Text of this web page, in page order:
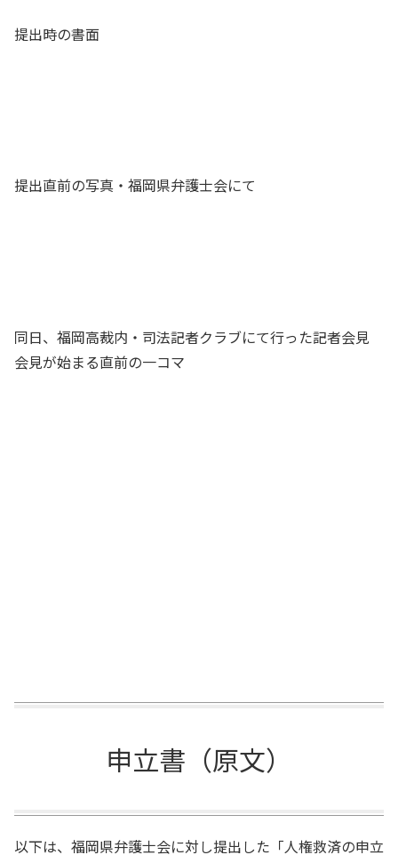
提出時の書面
提出直前の写真・福岡県弁護士会にて
同日、福岡高裁内・司法記者クラブにて行った記者会見
会見が始まる直前の一コマ
申立書（原文）
以下は、福岡県弁護士会に対し提出した「人権救済の申立